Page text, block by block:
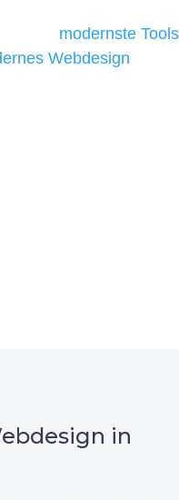
modernste
Webdesign
in